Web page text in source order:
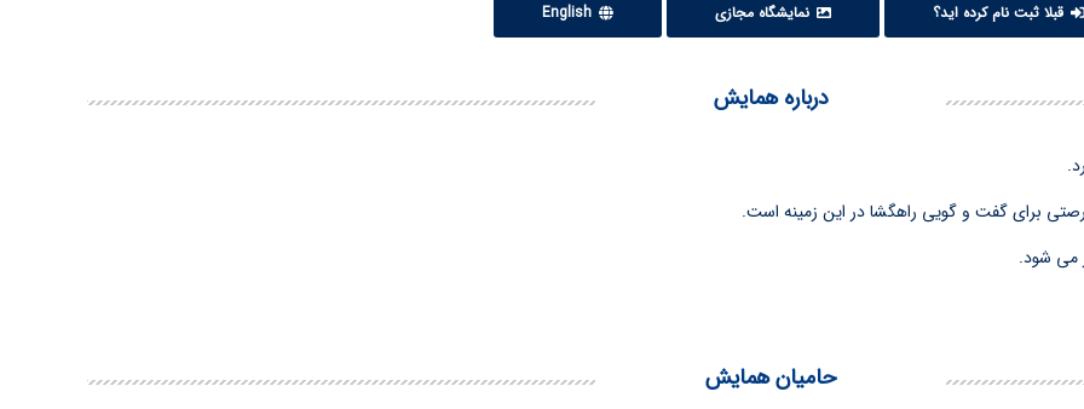
قبلا ثبت نام کرده اید؟ نمایشگاه مجازی English
درباره همایش
برای گفت و گویی راهگشا در این زمینه است.
حامیان همایش